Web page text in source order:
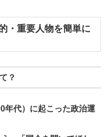
・重要人物を簡単に
？
年代）に起こった政治運